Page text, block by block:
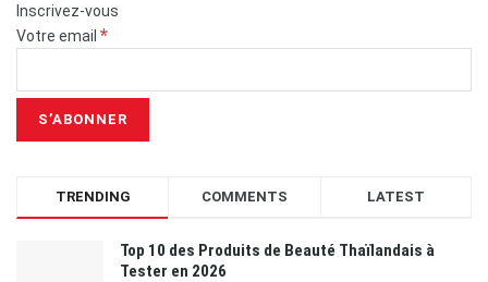
Inscrivez-vous
Votre email *
TRENDING COMMENTS LATEST
Top 10 des Produits de Beauté Thaïlandais à
Tester en 2026